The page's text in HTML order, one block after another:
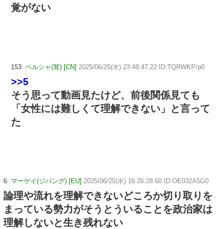
覚がない
153: ペルシャ(茸) [CN] 2025/06/25(水) 23:48:47.22 ID:TQRWKP/p0
>>5
そう思って動画見たけど、前後関係見ても
「女性には難しくて理解できない」と言って
た
6: マーゲイ(ジパング) [EU] 2025/06/25(水) 16:26:28.60 ID:OE032A5G0
論理や流れを理解できないどころか切り取りを
まっている勢力がそうとういることを政治家は
理解しないと生き残れない